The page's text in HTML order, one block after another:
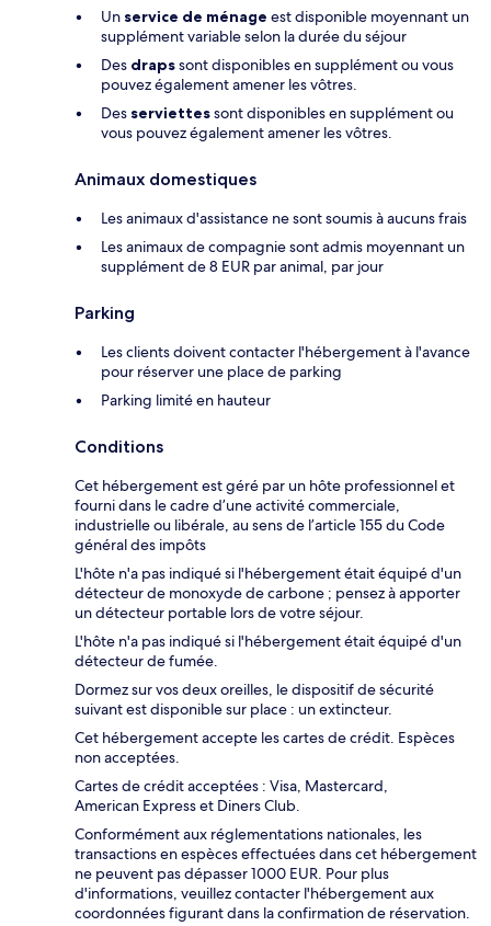
Un service de ménage est disponible moyennant un
supplément variable selon la durée du séjour
Des drapssont disponibles en supplément ou vous
pouvez également amener les vôtres.
Des serviettessont disponibles en supplément ou
vous pouvez également amener les vôtres.
Animaux domestiques
Les animaux d'assistance ne sont soumis à aucuns frais
Les animaux de compagnie sont admis moyennant un
supplément de 8 EUR par animal, par jour
Parking
Les clients doivent contacter l'hébergement à l'avance
pour réserver une place de parking
Parking limité en hauteur
Conditions
Cet hébergement est géré par un hôte professionnel et
fourni dans le cadre d’une activité commerciale,
industrielle ou libérale, au sens de l’article 155 du Code
général des impôts
L'hôte n'a pas indiqué si l'hébergement était équipé d'un
détecteur de monoxyde de carbone ; pensez à apporter
un détecteur portable lors de votre séjour.
L'hôte n'a pas indiqué si l'hébergement était équipé d'un
détecteur de fumée.
Dormez sur vos deux oreilles, le dispositif de sécurité
suivant est disponible sur place : un extincteur.
Cet hébergement accepte les cartes de crédit. Espèces
non acceptées.
Cartes de crédit acceptées : Visa, Mastercard,
American Express et Diners Club.
Conformément aux réglementations nationales, les
transactions en espèces effectuées dans cet hébergement
ne peuvent pas dépasser 1000 EUR. Pour plus
d'informations, veuillez contacter l'hébergement aux
coordonnées figurant dans la confirmation de réservation.